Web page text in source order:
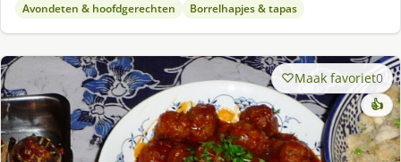
Avondeten & hoofdgerechten Borrelhapjes & tapas
Maak favoriet0
👍